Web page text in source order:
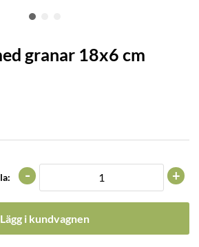
granar 18x6 cm
+
-
Lägg i kundvagnen